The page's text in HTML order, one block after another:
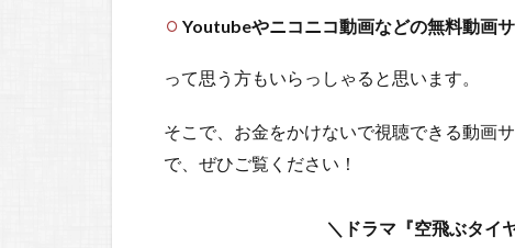
Youtubeやニコニコ動画などの無料動画
って思う方もいらっしゃると思います。
そこで、お金をかけないで視聴できる動画
で、ぜひご覧ください！
＼ドラマ『空飛ぶタイ